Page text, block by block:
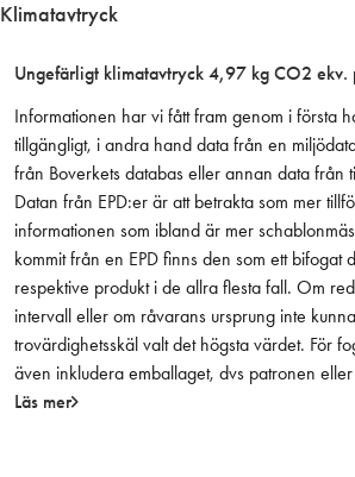
m
a
l
u
f
ä
r
g
)
m
ä
n
g
Klimatavtryck
Ungefärligt klimatavtryck 4,97 kg CO2 ekv.
Informationen har vi fått fram genom i första
tillgängligt, i andra hand data från en
från Boverkets databas eller annan data från
Datan från EPD:er är att betrakta som mer
informationen som ibland är mer
kommit från en EPD finns den som ett bifogat
respektive produkt i de allra flesta fall. Om
intervall eller om råvarans ursprung inte
trovärdighetsskäl valt det högsta värdet. För
även inkludera emballaget, dvs patronen
Läs mer